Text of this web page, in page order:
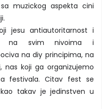
muzickog aspekta cini
jesu antiautoritarnost i
na svim nivoima i
na diy principima, na
nas koji ga organizujemo
festivala. Citav fest se
takav je jedinstven u